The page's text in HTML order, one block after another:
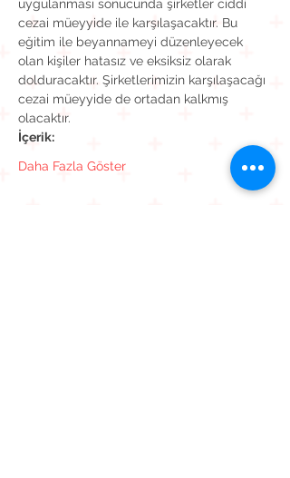
uygulanması sonucunda şirketler ciddi
cezai müeyyide ile karşılaşacaktır. Bu
eğitim ile beyannameyi düzenleyecek
olan kişiler hatasız ve eksiksiz olarak
dolduracaktır. Şirketlerimizin karşılaşacağı
cezai müeyyide de ortadan kalkmış
olacaktır.
İçerik:
Daha Fazla Göster